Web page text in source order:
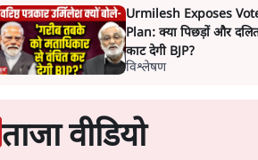
Urmilesh Exposes
Plan: क्या पिछड़ों और
काट देगी BJP?
विश्लेषण
ताजा वीडियो